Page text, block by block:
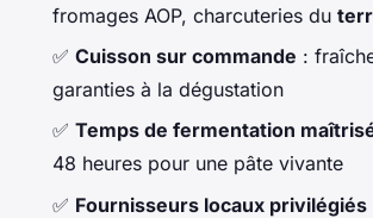
fromages AOP, charcuteries du
✅ Cuisson sur commande :
garanties à la dégustation
✅ Temps de fermentation
48 heures pour une pâte vivante
✅ Fournisseurs locaux privilégiés